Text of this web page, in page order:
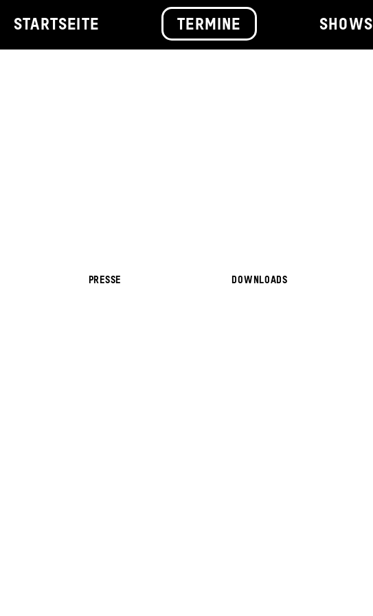
STARTSEITE TERMINE SHOWS
PRESSE DOWNLOADS